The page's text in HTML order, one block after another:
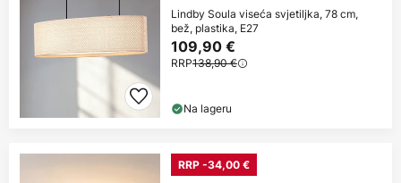
Lindby Soula viseća svjetiljka, 78 cm,
bež, plastika, E27
109,90 €
RRP138,90 €
Na lageru
RRP -34,00 €